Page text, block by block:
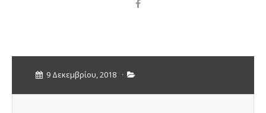
9 Δεκεμβρίου, 2018 ·